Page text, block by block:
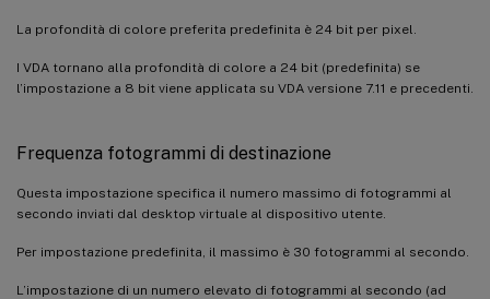
La profondità di colore preferita predefinita è 24 bit per pixel.
I VDA tornano alla profondità di colore a 24 bit (predefinita) se
l’impostazione a 8 bit viene applicata su VDA versione 7.11 e precedenti.
Frequenza fotogrammi di destinazione
Questa impostazione specifica il numero massimo di fotogrammi al
secondo inviati dal desktop virtuale al dispositivo utente.
Per impostazione predefinita, il massimo è 30 fotogrammi al secondo.
L’impostazione di un numero elevato di fotogrammi al secondo (ad